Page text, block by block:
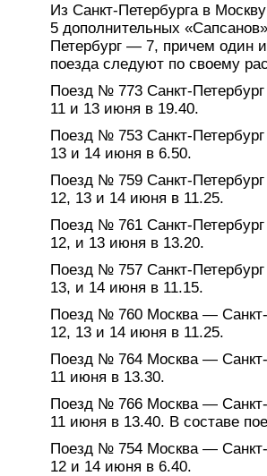
Из Санкт-Петербурга в
5 дополнительных
Петербург — 7, причем один
поезда следуют по своему
Поезд № 773 Санкт-
11 и 13 июня в 19.40.
Поезд № 753 Санкт-
13 и 14 июня в 6.50.
Поезд № 759 Санкт-
12, 13 и 14 июня в 11.25.
Поезд № 761 Санкт-
12, и 13 июня в 13.20.
Поезд № 757 Санкт-
13, и 14 июня в 11.15.
Поезд № 760 Москва — Санкт-
12, 13 и 14 июня в 11.25.
Поезд № 764 Москва — Санкт-
11 июня в 13.30.
Поезд № 766 Москва — Санкт-
11 июня в 13.40. В составе
Поезд № 754 Москва — Санкт-
12 и 14 июня в 6.40.